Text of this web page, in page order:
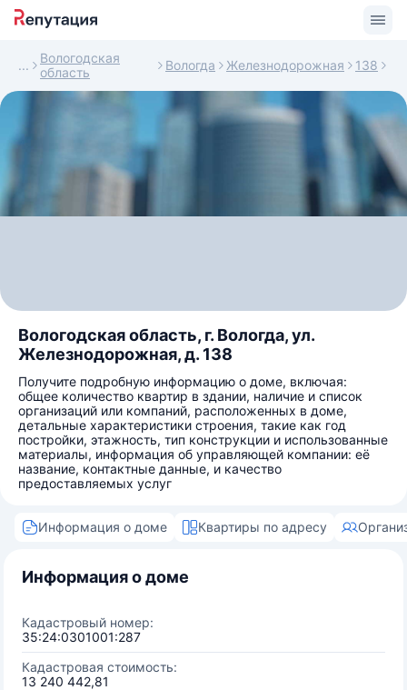
Вологодская
область
Вологда Железнодорожная 138
Вологодская область, г. Вологда, ул.
Железнодорожная, д. 138
Получите подробную информацию о доме, включая:
общее количество квартир в здании, наличие и список
организаций или компаний, расположенных в доме,
детальные характеристики строения, такие как год
постройки, этажность, тип конструкции и использованные
материалы, информация об управляющей компании: её
название, контактные данные, и качество
предоставляемых услуг
Информация о доме Квартиры по адресу
Информация о доме
Кадастровый номер:
35:24:0301001:287
Кадастровая стоимость:
13 240 442,81